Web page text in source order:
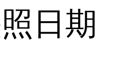
日期